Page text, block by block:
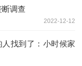
调查
2022-12-12
找到了：小时候家